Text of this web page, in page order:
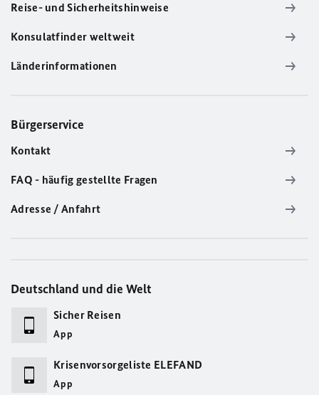
Reise- und Sicherheitshinweise
Konsulatfinder weltweit
Länderinformationen
Bürgerservice
Kontakt
FAQ - häufig gestellte Fragen
Adresse / Anfahrt
Deutschland und die Welt
Sicher Reisen
App
Krisenvorsorgeliste ELEFAND
App